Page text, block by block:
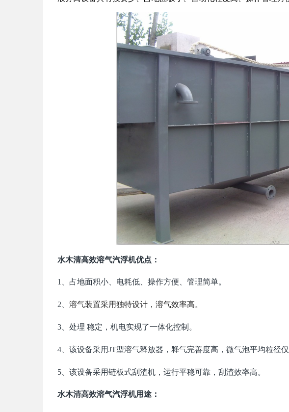
水木清高效溶气汽浮机优点：
1、占地面积小、电耗低、操作方便、管理简单。
2、 溶气装置采用独特设计，溶气效率高。
3、处理 稳定，机电实现了一体化控制。
4、该设备采用JT型溶气释放器，释气完善度高，微气泡平均粒径
5、该设备采用链板式刮渣机，运行平稳可靠，刮渣效率高。
水木清高效溶气汽浮机用途：